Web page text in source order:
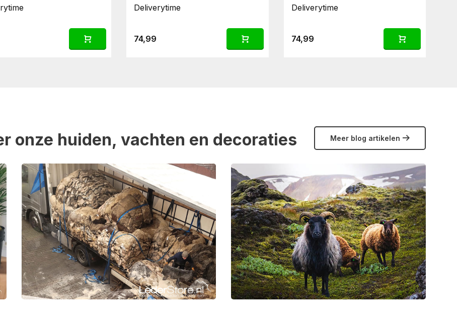
Deliverytime
74,99
Deliverytime
74,99
onze huiden, vachten en decoraties Meer blog artikelen